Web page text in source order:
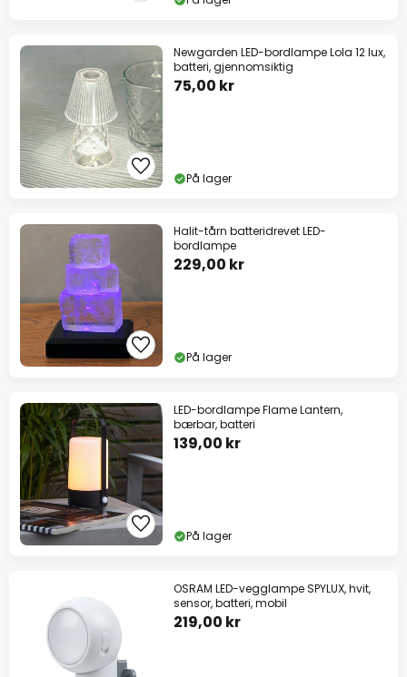
Newgarden LED-bordlampe Lola 12 lux,
batteri, gjennomsiktig
75,00 kr
På lager
Halit-tårn batteridrevet LED-
bordlampe
229,00 kr
På lager
LED-bordlampe Flame Lantern,
bærbar, batteri
139,00 kr
På lager
OSRAM LED-vegglampe SPYLUX, hvit,
sensor, batteri, mobil
219,00 kr